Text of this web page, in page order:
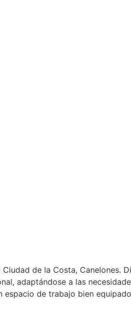
de la Costa, Canelones.
adaptándose a las
espacio de trabajo bien